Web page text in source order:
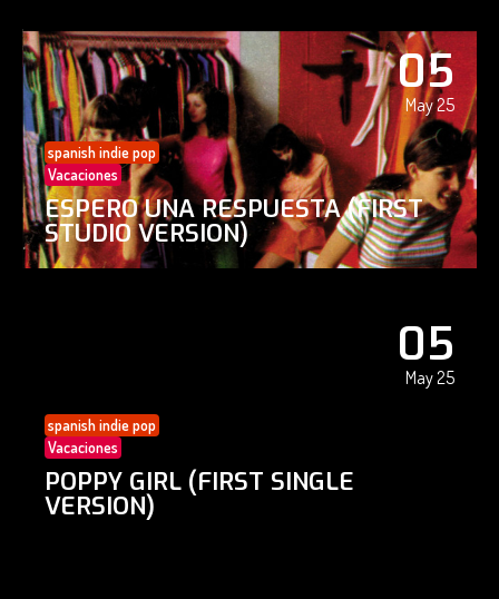
05
May 25
spanish indie pop
Vacaciones
ESPERO UNA RESPUESTA (FIRST
STUDIO VERSION)
05
May 25
spanish indie pop
Vacaciones
POPPY GIRL (FIRST SINGLE
VERSION)